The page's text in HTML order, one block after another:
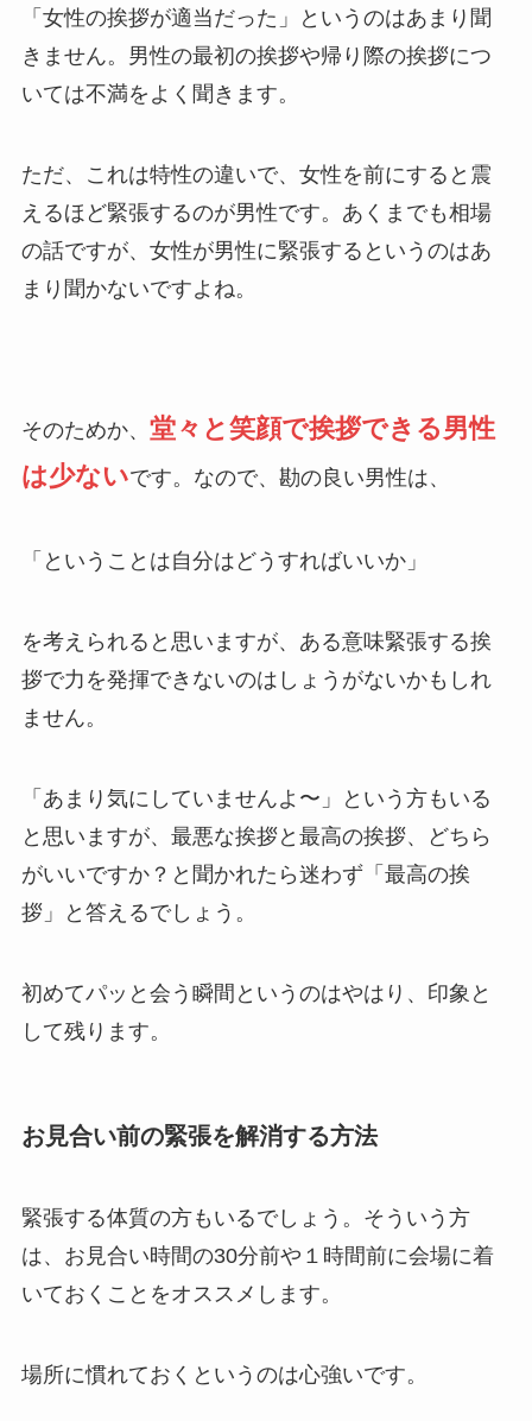
「女性の挨拶が適当だった」というのはあまり聞
きません。男性の最初の挨拶や帰り際の挨拶につ
いては不満をよく聞きます。
ただ、これは特性の違いで、女性を前にすると震
えるほど緊張するのが男性です。あくまでも相場
の話ですが、女性が男性に緊張するというのはあ
まり聞かないですよね。
そのためか、 堂々と笑顔で挨拶できる男性
は少ないです。なので、勘の良い男性は、
「ということは自分はどうすればいいか」
を考えられると思いますが、ある意味緊張する挨
拶で力を発揮できないのはしょうがないかもしれ
ません。
「あまり気にしていませんよ〜」という方もいる
と思いますが、最悪な挨拶と最高の挨拶、どちら
がいいですか？と聞かれたら迷わず「最高の挨
拶」と答えるでしょう。
初めてパッと会う瞬間というのはやはり、印象と
して残ります。
お見合い前の緊張を解消する方法
緊張する体質の方もいるでしょう。そういう方
は、お見合い時間の30分前や１時間前に会場に着
いておくことをオススメします。
場所に慣れておくというのは心強いです。